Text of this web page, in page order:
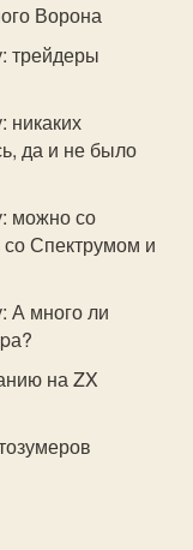
Ворона
трейдеры
никаких
да и не было
можно со
Спектрумом и
А много ли
на ZX